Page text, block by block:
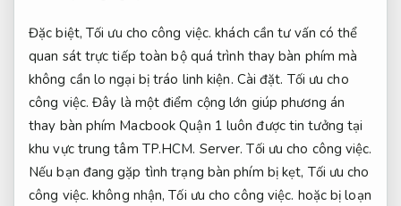
Đặc biệt, Tối ưu cho công việc. khách cần tư vấn có thể
quan sát trực tiếp toàn bộ quá trình thay bàn phím mà
không cần lo ngại bị tráo linh kiện. Cài đặt. Tối ưu cho
công việc. Đây là một điểm cộng lớn giúp phương án
thay bàn phím Macbook Quận 1 luôn được tin tưởng tại
khu vực trung tâm TP.HCM. Server. Tối ưu cho công việc.
Nếu bạn đang gặp tình trạng bàn phím bị kẹt, Tối ưu cho
công việc. không nhận,Tối ưu cho công việc. hoặc bị loạn